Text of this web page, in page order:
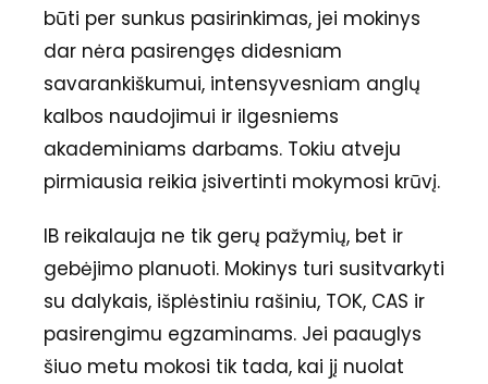
būti per sunkus pasirinkimas, jei mokinys
dar nėra pasirengęs didesniam
savarankiškumui, intensyvesniam anglų
kalbos naudojimui ir ilgesniems
akademiniams darbams. Tokiu atveju
pirmiausia reikia įsivertinti mokymosi krūvį.
IB reikalauja ne tik gerų pažymių, bet ir
gebėjimo planuoti. Mokinys turi susitvarkyti
su dalykais, išplėstiniu rašiniu, TOK, CAS ir
pasirengimu egzaminams. Jei paauglys
šiuo metu mokosi tik tada, kai jį nuolat